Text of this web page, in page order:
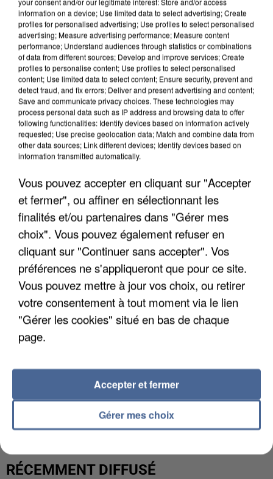
UN SECOND CADRE DE LA DZ MAFIA
UNE TOURISTE DE L’OISE EMPORTÉE PAR UNE
COULÉE DE BOUE EN HAUTE-SAVOIE
RÉCEMMENT DIFFUSÉ
information on a device; Use limited data to select advertising; Create
profiles for personalised advertising; Use profiles to select personalised
advertising; Measure advertising performance; Measure content
performance; Understand audiences through statistics or combinations
of data from different sources; Develop and improve services; Create
profiles to personalise content; Use profiles to select personalised
content; Use limited data to select content; Ensure security, prevent and
detect fraud, and fix errors; Deliver and present advertising and content;
Save and communicate privacy choices. These technologies may
process personal data such as IP address and browsing data to offer
following functionalities: Identify devices based on information actively
requested; Use precise geolocation data; Match and combine data from
other data sources; Link different devices; Identify devices based on
information transmitted automatically.
Vous pouvez accepter en cliquant sur "Accepter
et fermer", ou affiner en sélectionnant les
finalités et/ou partenaires dans "Gérer mes
choix". Vous pouvez également refuser en
cliquant sur "Continuer sans accepter". Vos
préférences ne s'appliqueront que pour ce site.
Vous pouvez mettre à jour vos choix, ou retirer
votre consentement à tout moment via le lien
"Gérer les cookies" situé en bas de chaque
page.
Gérer mes choix
Accepter et fermer